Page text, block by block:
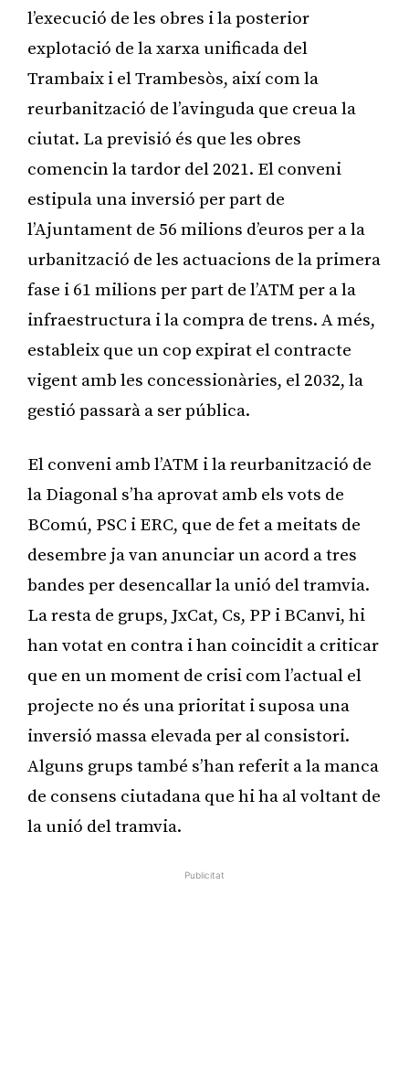
l’execució de les obres i la posterior
explotació de la xarxa unificada del
Trambaix i el Trambesòs, així com la
reurbanització de l’avinguda que creua la
ciutat. La previsió és que les obres
comencin la tardor del 2021. El conveni
estipula una inversió per part de
l’Ajuntament de 56 milions d’euros per a la
urbanització de les actuacions de la primera
fase i 61 milions per part de l’ATM per a la
infraestructura i la compra de trens. A més,
estableix que un cop expirat el contracte
vigent amb les concessionàries, el 2032, la
gestió passarà a ser pública.
El conveni amb l’ATM i la reurbanització de
la Diagonal s’ha aprovat amb els vots de
BComú, PSC i ERC, que de fet a meitats de
desembre ja van anunciar un acord a tres
bandes per desencallar la unió del tramvia.
La resta de grups, JxCat, Cs, PP i BCanvi, hi
han votat en contra i han coincidit a criticar
que en un moment de crisi com l’actual el
projecte no és una prioritat i suposa una
inversió massa elevada per al consistori.
Alguns grups també s’han referit a la manca
de consens ciutadana que hi ha al voltant de
la unió del tramvia.
Publicitat